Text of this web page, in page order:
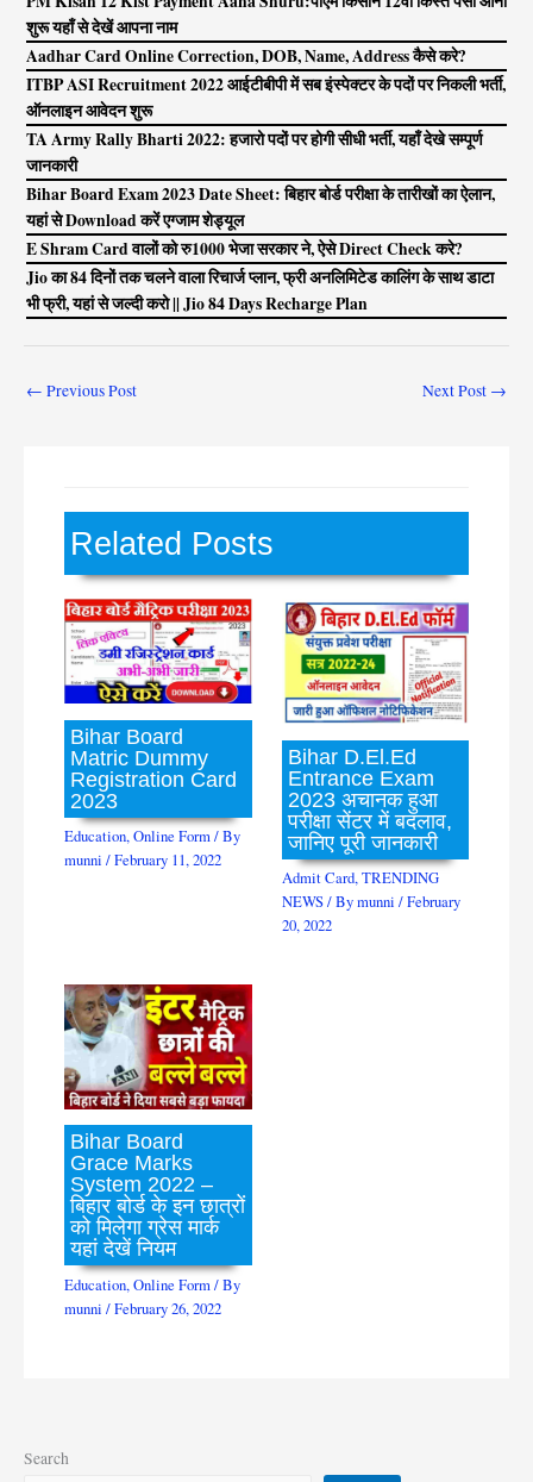
शुरू यहाँ से देखें आपना नाम
Aadhar Card Online Correction, DOB, Name, Address कैसे करे?
ITBP ASI Recruitment 2022 आईटीबीपी में सब इंस्पेक्टर के पदों पर निकली भर्ती,
ऑनलाइन आवेदन शुरू
TA Army Rally Bharti 2022: हजारो पदों पर होगी सीधी भर्ती, यहाँ देखे सम्पूर्ण
जानकारी
Bihar Board Exam 2023 Date Sheet: बिहार बोर्ड परीक्षा के तारीखों का ऐलान,
यहां से Download करें एग्जाम शेड्यूल
E Shram Card वालों को रु1000 भेजा सरकार ने, ऐसे Direct Check करे?
Jio का 84 दिनों तक चलने वाला रिचार्ज प्लान, फ्री अनलिमिटेड कालिंग के साथ डाटा
भी फ्री, यहां से जल्दी करो || Jio 84 Days Recharge Plan
← Previous Post Next Post →
Related Posts
Bihar Board
Matric Dummy
Registration Card
2023
Education,Online Form/ By
munni/February 11, 2022
Bihar D.El.Ed
Entrance Exam
2023 अचानक हुआ
परीक्षा सेंटर में बदलाव,
जानिए पूरी जानकारी
Admit Card,TRENDING
NEWS/ Bymunni /February
20, 2022
Bihar Board
Grace Marks
System 2022 –
बिहार बोर्ड के इन छात्रों
को मिलेगा ग्रेस मार्क
यहां देखें नियम
Education,Online Form/ By
munni/February 26, 2022
Search